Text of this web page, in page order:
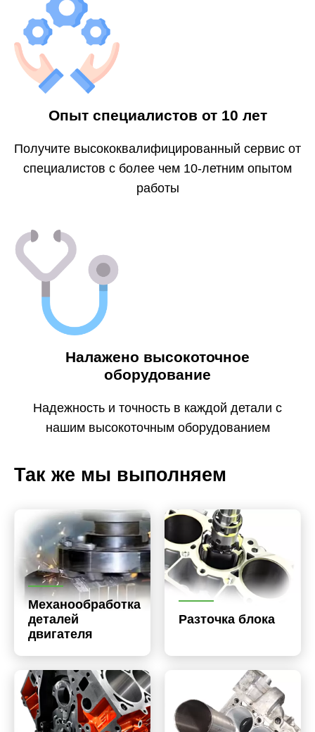
Опыт специалистов от 10 лет
Получите высококвалифицированный сервис от
специалистов с более чем 10-летним опытом
работы
Налажено высокоточное
оборудование
Надежность и точность в каждой детали с
нашим высокоточным оборудованием
Так же мы выполняем
Механообработка
деталей
двигателя
Разточка блока